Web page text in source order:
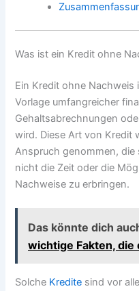
Was ist ein Kredit ohne
Ein Kredit ohne Nachweis
Vorlage umfangreicher
Gehaltsabrechnungen
wird. Diese Art von Kredit
Anspruch genommen,
nicht die Zeit oder die
Nachweise zu erbringen.
Das könnte dich
wichtige Fakten, die
Solche Kredite sind vor